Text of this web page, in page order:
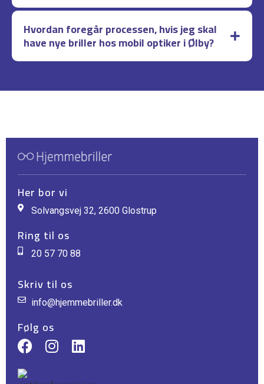
Hvordan foregår processen, hvis jeg skal
have nye briller hos mobil optiker i Ølby?
Her bor vi
Solvangsvej 32, 2600 Glostrup
Ring til os
20 57 70 88
Skriv til os
info@hjemmebriller.dk
Følg os